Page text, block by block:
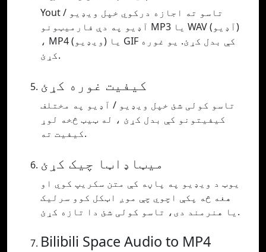
Yout تاسو ته اجازه درکوي خپل ویډیو /
آډیو په دې فارمیټونو MP3 یا WAV (آډیو)
، MP4 (ویډیو) یا GIF کې بدل کړئ. یو غوره
کړئ.
کیفیت غوره کړئ
تاسو کولی شئ خپل ویډیو / آډیو په مختلف
کیفیتونو کې بدل کړئ ، له ټیټ څخه لوړ
کیفیت ته.
میټاډاټا چیک کړئ
یوټ د ویډیو په پاڼه کې متن سکریپ کوي او
هغه څه پکې اچوي چې موږ اټکل کوو سرلیک
یا هنرمند دی، تاسو کولی شئ دا تازه کړئ.
Bilibili Space Audio to MP4